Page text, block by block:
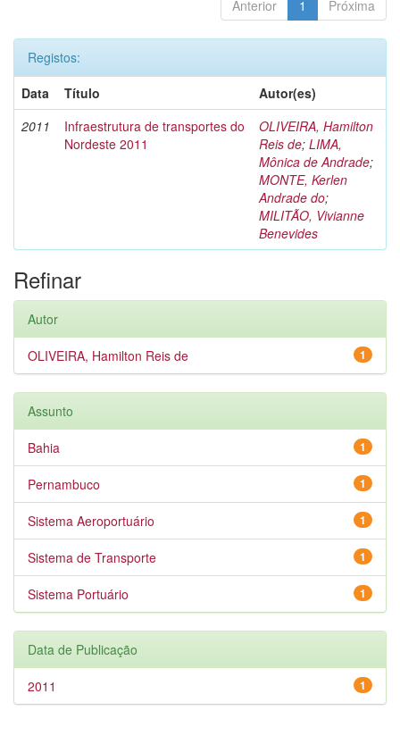
Anterior 1 Próxima
Registos:
Data
Título
Autor(es)
2011
Infraestrutura de transportes do
Nordeste 2011
OLIVEIRA, Hamilton
Reis de; LIMA,
Mônica de Andrade;
MONTE, Kerlen
Andrade do;
MILITÃO, Vivianne
Benevides
Refinar
Autor
1
OLIVEIRA, Hamilton Reis de
Assunto
1
Bahia
1
Pernambuco
1
Sistema Aeroportuário
1
Sistema de Transporte
1
Sistema Portuário
Data de Publicação
1
2011